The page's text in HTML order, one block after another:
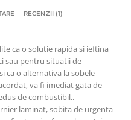
RECENZII (1)
ca o solutie rapida si ieftina
sau pentru situatii de
ca o alternativa la sobele
va fi imediat gata de
de combustibil..
laminat, sobita de urgenta